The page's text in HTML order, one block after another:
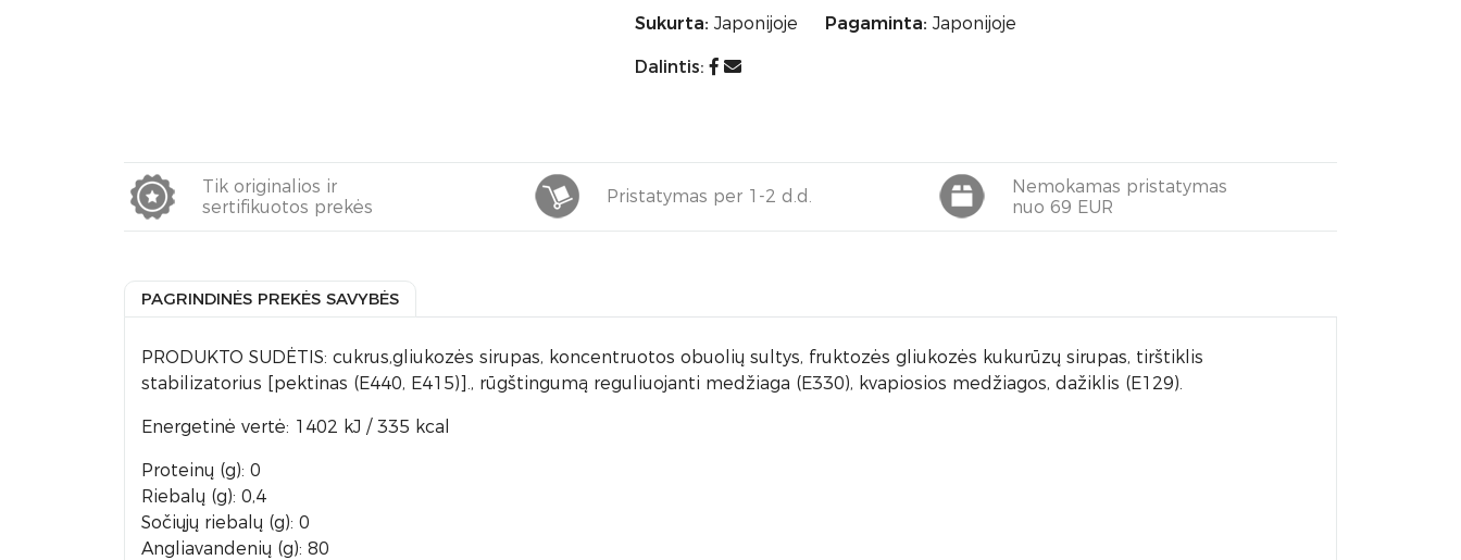
Sukurta: Japonijoje Pagaminta: Japonijoje
Dalintis:
Tik originalios ir
sertifikuotos prekės
Pristatymas per 1-2 d.d.
Nemokamas pristatymas
nuo 69 EUR
PAGRINDINĖS PREKĖS SAVYBĖS
PRODUKTO SUDĖTIS: cukrus,gliukozės sirupas, koncentruotos obuolių sultys, fruktozės gliukozės kukurūzų sirupas, tirštiklis
stabilizatorius [pektinas (E440, E415)]., rūgštingumą reguliuojanti medžiaga (E330), kvapiosios medžiagos, dažiklis (E129).
Energetinė vertė: 1402 kJ / 335 kcal
Proteinų (g): 0
Riebalų (g): 0,4
Sočiųjų riebalų (g): 0
Angliavandenių (g): 80